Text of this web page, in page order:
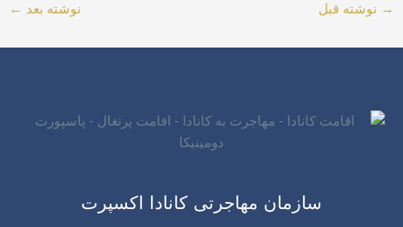
→ نوشته قبل نوشته بعد ←
سازمان مهاجرتی کانادا اکسپرت